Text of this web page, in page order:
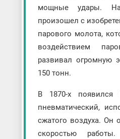
мощные удары.
произошел с
парового молота,
воздействием
развивал огромную
150 тонн.
В 1870-х появился
пневматический,
сжатого воздуха. Он
скоростью